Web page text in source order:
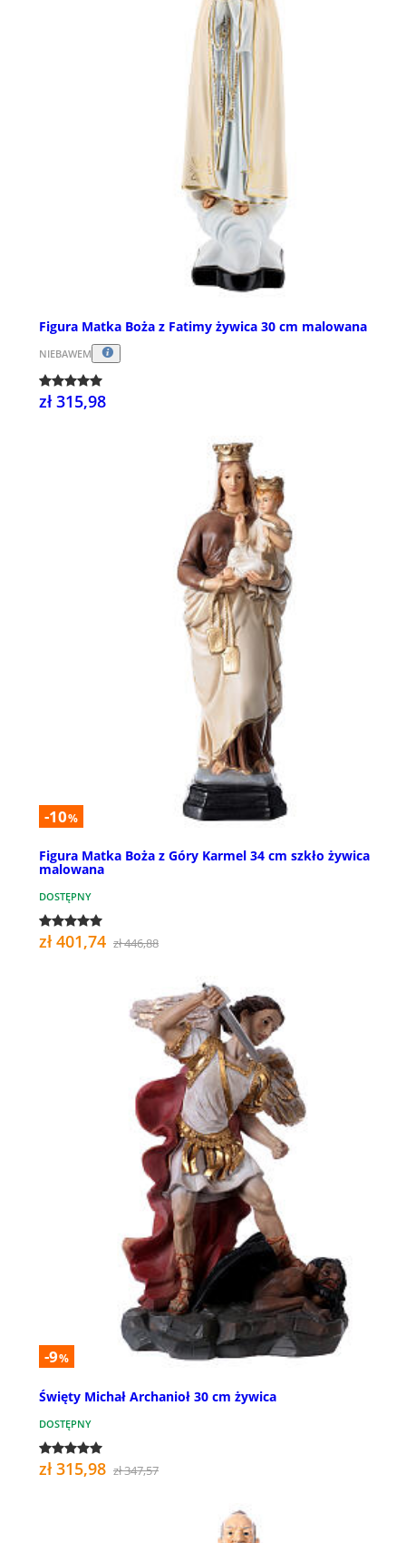
Figura Matka Boża z Fatimy żywica 30 cm malowana
NIEBAWEM
zł 315,98
-10%
Figura Matka Boża z Góry Karmel 34 cm szkło żywica
malowana
DOSTĘPNY
zł 401,74 zł 446,88
-9%
Święty Michał Archanioł 30 cm żywica
DOSTĘPNY
zł 315,98 zł 347,57